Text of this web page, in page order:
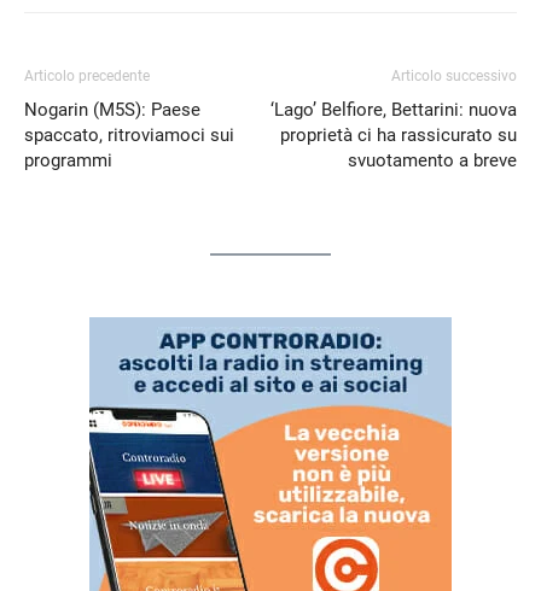
Articolo precedente
Nogarin (M5S): Paese
spaccato, ritroviamoci sui
programmi
Articolo successivo
‘Lago’ Belfiore, Bettarini: nuova
proprietà ci ha rassicurato su
svuotamento a breve